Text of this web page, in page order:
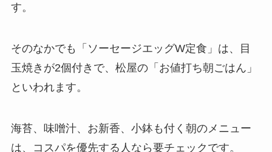
す。
そのなかでも「ソーセージエッグW定食」は、目
玉焼きが2個付きで、松屋の「お値打ち朝ごはん」
といわれます。
海苔、味噌汁、お新香、小鉢も付く朝のメニュー
は、コスパを優先する人なら要チェックです。